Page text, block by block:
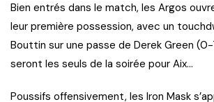
Bien entrés dans le match, les Argos
leur première possession, avec un
Bouttin sur une passe de Derek Green
seront les seuls de la soirée pour Aix…
Poussifs offensivement, les Iron Mask